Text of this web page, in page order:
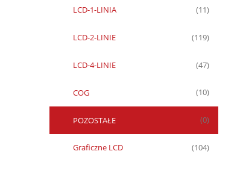
LCD-1-LINIA (11)
LCD-2-LINIE (119)
LCD-4-LINIE (47)
COG (10)
POZOSTAŁE (0)
Graficzne LCD (104)